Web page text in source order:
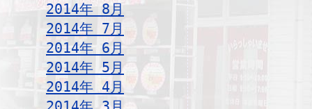
2014年 8月
2014年 7月
2014年 6月
2014年 5月
2014年 4月